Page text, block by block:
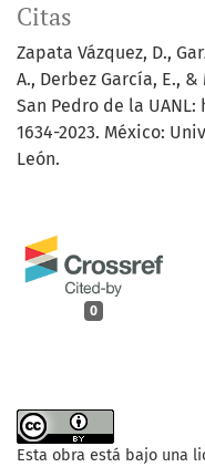
0
Citas
Zapata Vázquez, D.,
A., Derbez García, E.,
San Pedro de la
1634-2023. México:
León.
Esta obra está bajo una